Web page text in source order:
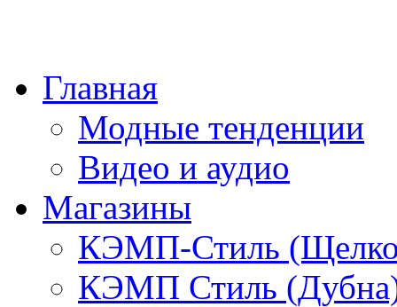
Главная
Модные тенденции
Видео и аудио
Магазины
КЭМП-Стиль
КЭМП Стиль